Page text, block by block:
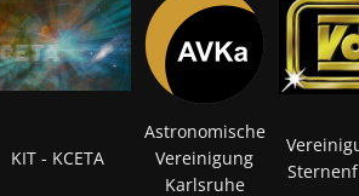
KIT - KCETA
Astronomische
Vereinigung
Karlsruhe